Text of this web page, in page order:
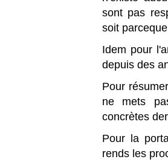
sont pas
soit
Idem pour
depuis des
Pour
ne mets
concrètes
Pour la
rends les